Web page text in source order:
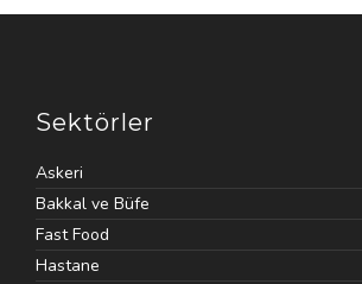
Sektörler
Askeri
Bakkal ve Büfe
Fast Food
Hastane